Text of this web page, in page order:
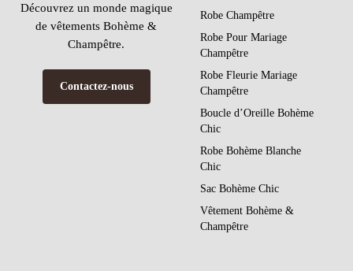
Découvrez un monde magique
de vêtements Bohème &
Champêtre.
Contactez-nous
Robe Champêtre
Robe Pour Mariage
Champêtre
Robe Fleurie Mariage
Champêtre
Boucle d’Oreille Bohème
Chic
Robe Bohème Blanche
Chic
Sac Bohème Chic
Vêtement Bohème &
Champêtre